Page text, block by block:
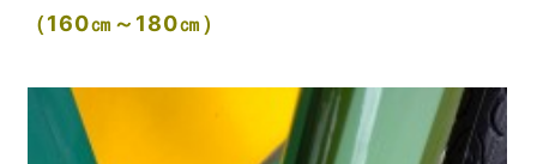
（160㎝～180㎝）